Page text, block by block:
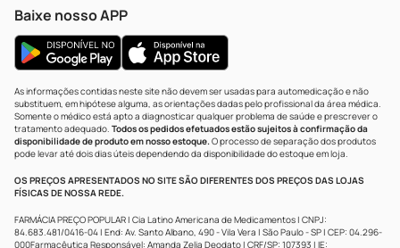
Baixe nosso APP
As informações contidas neste site não devem ser usadas para automedicação e não
substituem, em hipótese alguma, as orientações dadas pelo profissional da área médica.
Somente o médico está apto a diagnosticar qualquer problema de saúde e prescrever o
tratamento adequado. Todos os pedidos efetuados estão sujeitos à confirmação da
disponibilidade de produto em nosso estoque.O processo de separação dos produtos
pode levar até dois dias úteis dependendo da disponibilidade do estoque em loja.
OS PREÇOS APRESENTADOS NO SITE SÃO DIFERENTES DOS PREÇOS DAS LOJAS
FÍSICAS DE NOSSA REDE.
FARMÁCIA PREÇO POPULAR | Cia Latino Americana de Medicamentos | CNPJ:
84.683.481/0416-04 | End: Av. Santo Albano, 490 - Vila Vera | São Paulo - SP | CEP: 04.296-
000Farmacêutica Responsável: Amanda Zelia Deodato | CRF/SP: 107393 | IE: